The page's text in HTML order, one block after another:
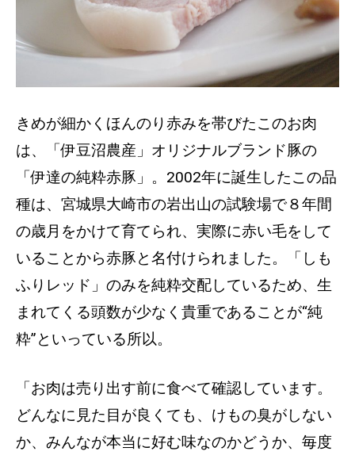
きめが細かくほんのり赤みを帯びたこのお肉
は、「伊豆沼農産」オリジナルブランド豚の
「伊達の純粋赤豚」。2002年に誕生したこの品
種は、宮城県大崎市の岩出山の試験場で８年間
の歳月をかけて育てられ、実際に赤い毛をして
いることから赤豚と名付けられました。「しも
ふりレッド」のみを純粋交配しているため、生
まれてくる頭数が少なく貴重であることが“純
粋”といっている所以。
「お肉は売り出す前に食べて確認しています。
どんなに見た目が良くても、けもの臭がしない
か、みんなが本当に好む味なのかどうか、毎度